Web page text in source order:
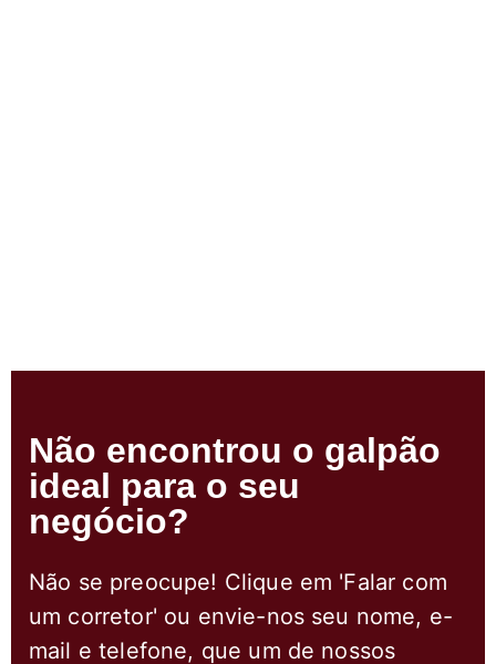
Não encontrou o galpão
ideal para o seu
negócio?
Não se preocupe! Clique em 'Falar com
um corretor' ou envie-nos seu nome, e-
mail e telefone, que um de nossos